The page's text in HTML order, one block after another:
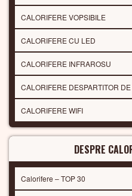
CALORIFERE VOPSIBILE
CALORIFERE CU LED
CALORIFERE INFRAROSU
CALORIFERE DESPARTITOR
CALORIFERE WIFI
DESPRE
Calorifere – TOP 30